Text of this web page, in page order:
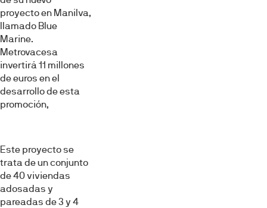
proyecto en Manilva,
llamado Blue
Marine.
Metrovacesa
invertirá 11 millones
de euros en el
desarrollo de esta
promoción,
Este proyecto se
trata de un conjunto
de 40 viviendas
adosadas y
pareadas de 3 y 4